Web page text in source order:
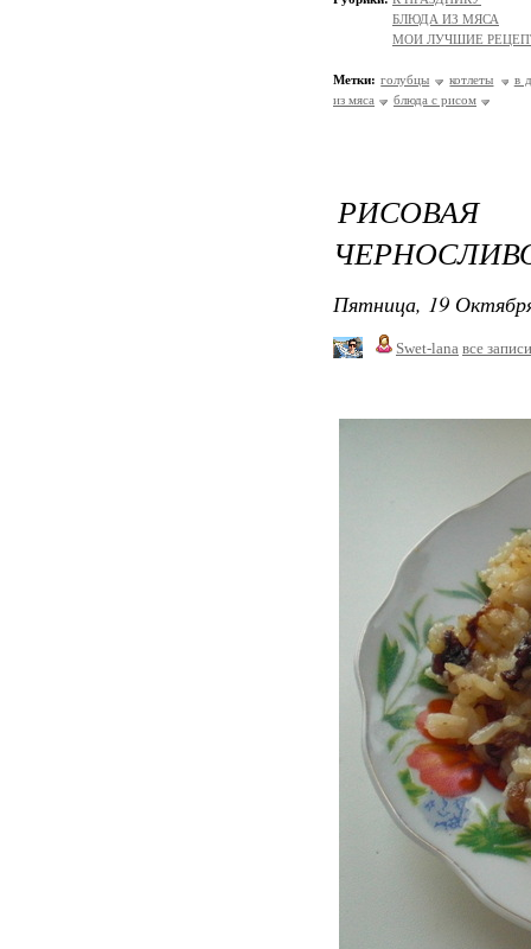
БЛЮДА ИЗ МЯСА
МОИ ЛУЧШИЕ
Метки: голубцы котлеты
в
из мяса
блюда с рисом
Пятница, 19
Swet-lana все